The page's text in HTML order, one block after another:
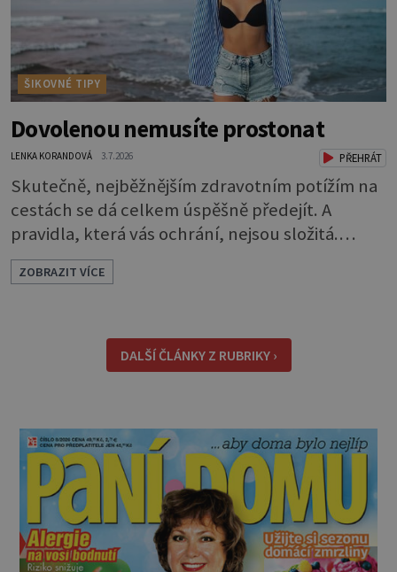
ŠIKOVNÉ TIPY
Dovolenou nemusíte prostonat
LENKA KORANDOVÁ 3.7.2026 PŘEHRÁT
Skutečně, nejběžnějším zdravotním potížím na
cestách se dá celkem úspěšně předejít. A
pravidla, která vás ochrání, nejsou složitá.
Riziko na talíři Drtivou většinu cestovatelských
průjmů vyvolávají fekální bakterie. Do kuchyně
přípravě a výdeji jídla se snadno rozšíří ze
zeleninového salátu i na další potraviny. Dobro
ZOBRAZIT VÍCE
DALŠÍ ČLÁNKY Z RUBRIKY ›